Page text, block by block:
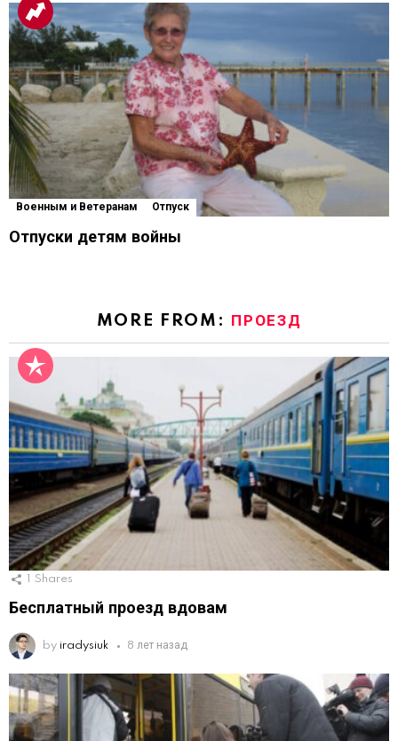
Военным и Ветеранам Отпуск
Отпуски детям войны
MORE FROM: ПРОЕЗД
1 Shares
Бесплатный проезд вдовам
by iradysiuk 8 лет назад